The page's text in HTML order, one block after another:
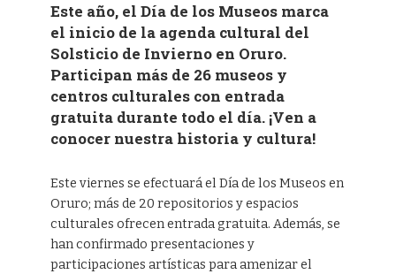
Este año, el Día de los Museos marca
el inicio de la agenda cultural del
Solsticio de Invierno en Oruro.
Participan más de 26 museos y
centros culturales con entrada
gratuita durante todo el día. ¡Ven a
conocer nuestra historia y cultura!
Este viernes se efectuará el Día de los Museos en
Oruro; más de 20 repositorios y espacios
culturales ofrecen entrada gratuita. Además, se
han confirmado presentaciones y
participaciones artísticas para amenizar el